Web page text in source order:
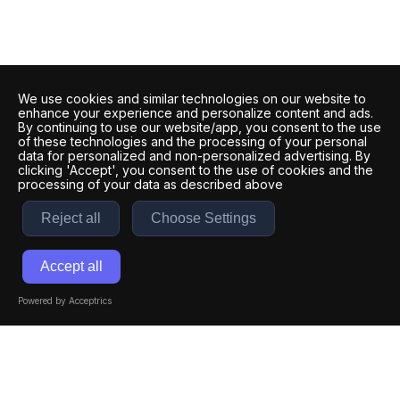
We use cookies and similar technologies on our website to
enhance your experience and personalize content and ads.
By continuing to use our website/app, you consent to the use
of these technologies and the processing of your personal
data for personalized and non-personalized advertising. By
clicking 'Accept', you consent to the use of cookies and the
processing of your data as described above
Reject all Choose Settings
Accept all
Powered by Acceptrics